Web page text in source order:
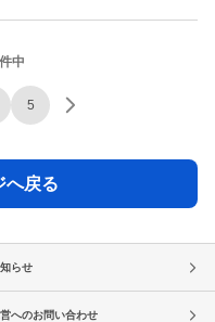
中
5
へ戻る
らせ
へのお問い合わせ